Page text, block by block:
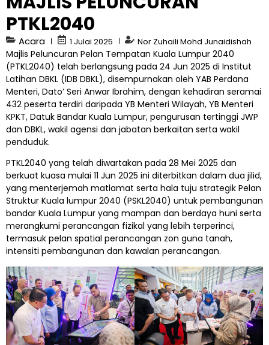
PTKL2040
Acara 1 Julai 2025 Nor Zuhaili Mohd Junaidishah
Majlis Peluncuran Pelan Tempatan Kuala Lumpur 2040
(PTKL2040) telah berlangsung pada 24 Jun 2025 di Institut
Latihan DBKL (IDB DBKL), disempurnakan oleh YAB Perdana
Menteri, Dato’ Seri Anwar Ibrahim, dengan kehadiran seramai
432 peserta terdiri daripada YB Menteri Wilayah, YB Menteri
KPKT, Datuk Bandar Kuala Lumpur, pengurusan tertinggi JWP
dan DBKL, wakil agensi dan jabatan berkaitan serta wakil
penduduk.
PTKL2040 yang telah diwartakan pada 28 Mei 2025 dan
berkuat kuasa mulai 11 Jun 2025 ini diterbitkan dalam dua jilid,
yang menterjemah matlamat serta hala tuju strategik Pelan
Struktur Kuala lumpur 2040 (PSKL2040) untuk pembangunan
bandar Kuala Lumpur yang mampan dan berdaya huni serta
merangkumi perancangan fizikal yang lebih terperinci,
termasuk pelan spatial perancangan zon guna tanah,
intensiti pembangunan dan kawalan perancangan.